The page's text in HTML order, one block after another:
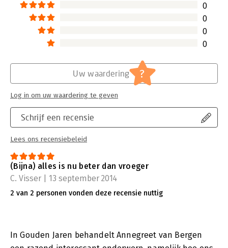
0
0
0
0
Schrijf een recensie
Lees ons recensiebeleid
Uw waardering ?
Log in om uw waardering te geven
(Bijna) alles is nu beter dan vroeger
C. Visser | 13 september 2014
2 van 2 personen vonden deze recensie nuttig
In Gouden Jaren behandelt Annegreet van Bergen